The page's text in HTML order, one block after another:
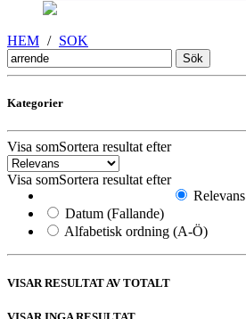
HEM / SOK
Sök
efter:
Kategorier
Visa somSortera resultat efter
Visa somSortera resultat efter
Relevans
Datum (Fallande)
Alfabetisk ordning (A-Ö)
VISAR RESULTAT AV TOTALT